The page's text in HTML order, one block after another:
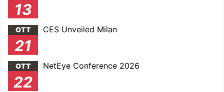
13
OTT
21
CES Unveiled Milan
OTT
22
NetEye Conference 2026